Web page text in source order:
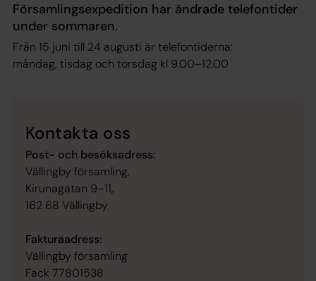
Församlingsexpedition har ändrade telefontider
under sommaren.
Från 15 juni till 24 augusti är telefontiderna:
måndag, tisdag och torsdag kl 9.00–12.00
Kontakta oss
Post- och besöksadress:
Vällingby församling,
Kirunagatan 9–11,
162 68 Vällingby
Fakturaadress:
Vällingby församling
Fack 77801538